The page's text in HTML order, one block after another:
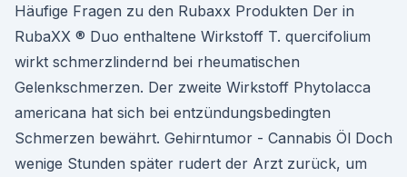
Häufige Fragen zu den Rubaxx Produkten Der in
RubaXX ® Duo enthaltene Wirkstoff T. quercifolium
wirkt schmerzlindernd bei rheumatischen
Gelenkschmerzen. Der zweite Wirkstoff Phytolacca
americana hat sich bei entzündungsbedingten
Schmerzen bewährt. Gehirntumor - Cannabis Öl Doch
wenige Stunden später rudert der Arzt zurück, um